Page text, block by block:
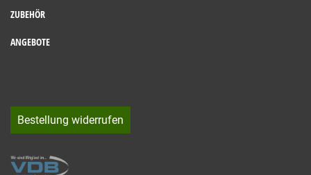
ZUBEHÖR
ANGEBOTE
Bestellung widerrufen